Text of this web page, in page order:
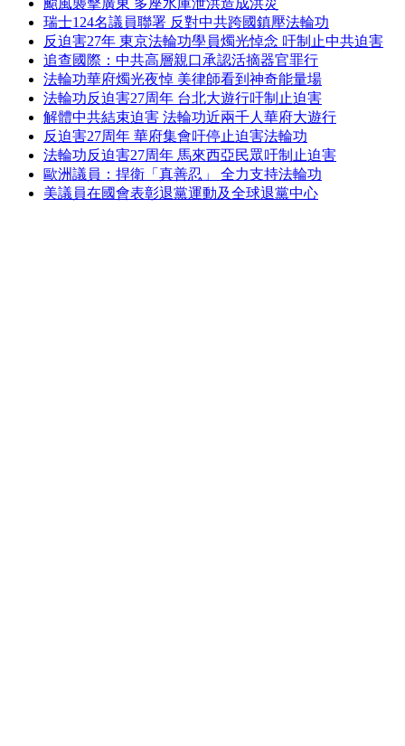
瑞士124名議員聯署 反對中共跨國鎮壓法輪功
反迫害27年 東京法輪功學員燭光悼念 吁制止中共迫害
追查國際：中共高層親口承認活摘器官罪行
法輪功華府燭光夜悼 美律師看到神奇能量場
法輪功反迫害27周年 台北大遊行吁制止迫害
解體中共結束迫害 法輪功近兩千人華府大遊行
反迫害27周年 華府集會吁停止迫害法輪功
法輪功反迫害27周年 馬來西亞民眾吁制止迫害
歐洲議員：捍衛「真善忍」 全力支持法輪功
美議員在國會表彰退黨運動及全球退黨中心